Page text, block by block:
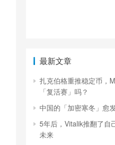
最新文章
扎克伯格重推稳定币，
「复活赛」吗？
中国的「加密寒冬」愈
5年后，Vitalik推翻了自
未来